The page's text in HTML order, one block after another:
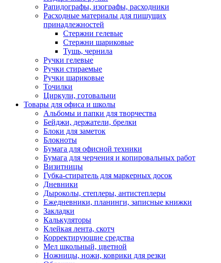
Рапидографы, изографы, расходники
Расходные материалы для пишущих
принадлежностей
Стержни гелевые
Стержни шариковые
Тушь, чернила
Ручки гелевые
Ручки стираемые
Ручки шариковые
Точилки
Циркули, готовальни
Товары для офиса и школы
Альбомы и папки для творчества
Бейджи, держатели, брелки
Блоки для заметок
Блокноты
Бумага для офисной техники
Бумага для черчения и копировальных работ
Визитницы
Губка-стиратель для маркерных досок
Дневники
Дыроколы, степлеры, антистеплеры
Ежедневники, планинги, записные книжки
Закладки
Калькуляторы
Клейкая лента, скотч
Корректирующие средства
Мел школьный, цветной
Ножницы, ножи, коврики для резки